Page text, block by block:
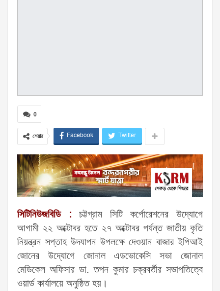
0
শেয়ার Facebook Twitter
সিটিনিউজবিডি : চট্টগ্রাম সিটি কর্পোরেশনের উদ্যোগে
আগামী ২২ অক্টোবর হতে ২৭ অক্টোবর পর্যন্ত জাতীয় কৃতি
নিয়ন্ত্রন সপ্তাহ উদযাপন উপলক্ষে দেওয়ান বাজার ইপিআই
জোনের উদ্যোগে জোনাল এডভোকেসি সভা জোনাল
মেডিকেল অফিসার ডা. তপন কুমার চক্রবর্তীর সভাপতিত্বে
ওয়ার্ড কার্যালয়ে অনুষ্ঠিত হয়।